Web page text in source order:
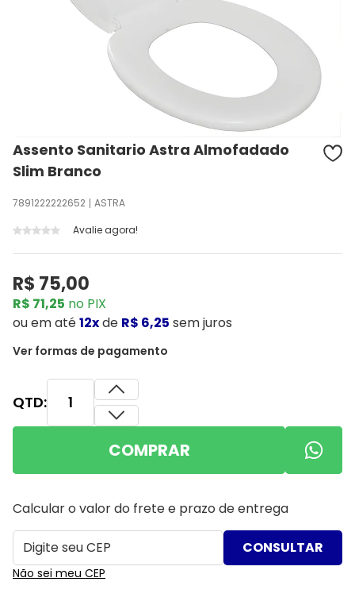
Assento Sanitario Astra Almofadado
Slim Branco
7891222222652
ASTRA
Avalie agora!
R$ 75,00
R$ 71,25 no PIX
ouem até12xde R$ 6,25 sem juros
Ver formas de pagamento
QTD:
COMPRAR
Calcular o valor do frete e prazo de entrega
Não sei meu CEP